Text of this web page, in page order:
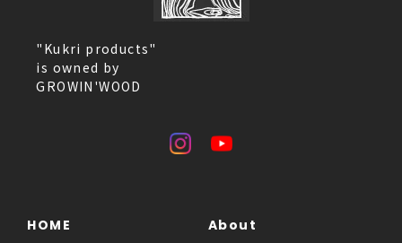
"Kukri products"
is owned by
GROWIN'WOOD
HOME
About